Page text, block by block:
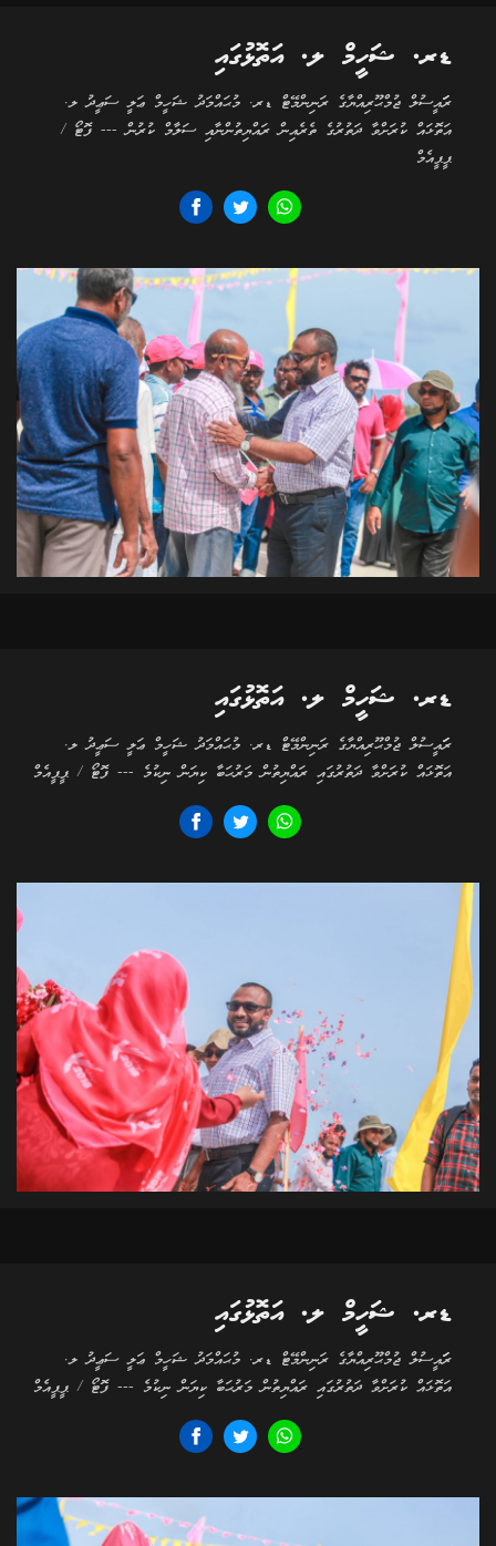
ޑރ. ޝަހީމް ލ. އަތޮޅުގައި
ރަަައީސުލް ޖުމްޙޫރިއްޔާގެ ރަނިންމޭޓް ޑރ. މުޙައްމަދު ޝަހީމް ޢަލީ ސަޢީދު ލ.
އަތޮޅައް ކުރަށްވާ ދަތުރުގެ ތެރެއިން ރައްޔިތުންނާއި ސަލާމް ކުރުން --- ފޮޓޯ /
ޕީޕީއެމް
ޑރ. ޝަހީމް ލ. އަތޮޅުގައި
ރަަައީސުލް ޖުމްޙޫރިއްޔާގެ ރަނިންމޭޓް ޑރ. މުޙައްމަދު ޝަހީމް ޢަލީ ސަޢީދު ލ.
އަތޮޅައް ކުރަށްވާ ދަތުރުގައި ރައްޔިތުން މަރުޙަބާ ކިޔަން ނިކުމެ --- ފޮޓޯ / ޕީޕީއެމް
ޑރ. ޝަހީމް ލ. އަތޮޅުގައި
ރަަައީސުލް ޖުމްޙޫރިއްޔާގެ ރަނިންމޭޓް ޑރ. މުޙައްމަދު ޝަހީމް ޢަލީ ސަޢީދު ލ.
އަތޮޅައް ކުރަށްވާ ދަތުރުގައި ރައްޔިތުން މަރުޙަބާ ކިޔަން ނިކުމެ --- ފޮޓޯ / ޕީޕީއެމް